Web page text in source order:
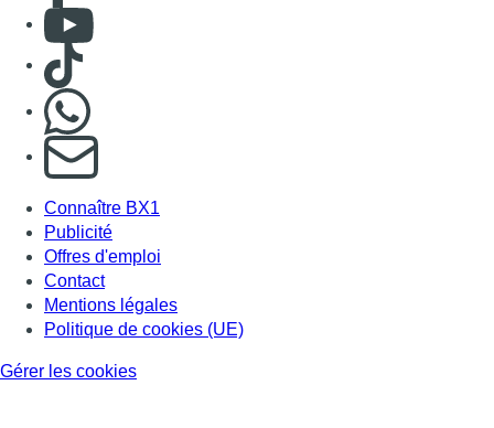
Consulter Youtube
Consulter TikTok
S'abonner à notre newsletter
Connaître BX1
Publicité
Offres d'emploi
Contact
Mentions légales
Politique de cookies (UE)
Gérer les cookies